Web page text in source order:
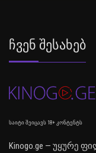
Ჩვენ Შესახებ
საიტი შეიცავს 18+ კონტენტს
Kinogo.ge — უყურე